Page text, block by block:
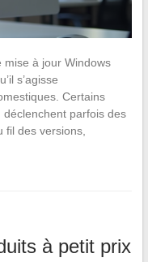
à jour Windows
s’agisse
Certains
parfois des
fil des versions,
à petit prix